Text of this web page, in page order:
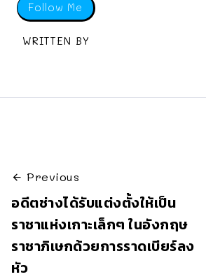
Follow Me
WRITTEN BY
Previous
อดีตช่างได้รับแต่งตั้งให้เป็น
ราชาแห่งเกาะเล็กๆ ในอังกฤษ
ราชาภิเษกด้วยการราดเบียร์ลง
หัว